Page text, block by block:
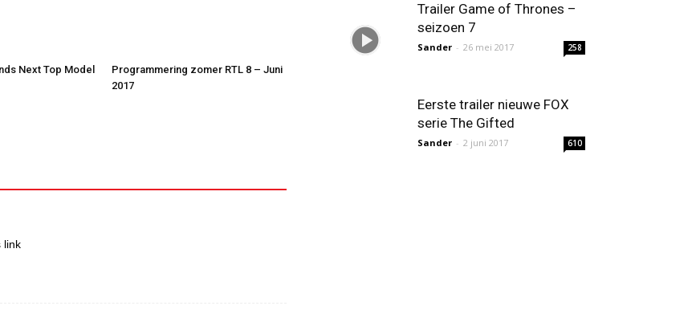
Next Top Model
Programmering zomer RTL 8 – Juni
2017
link
Trailer Game of Thrones –
seizoen 7
Sander - 26 mei 2017 258
Eerste trailer nieuwe FOX
serie The Gifted
Sander - 2 juni 2017 610